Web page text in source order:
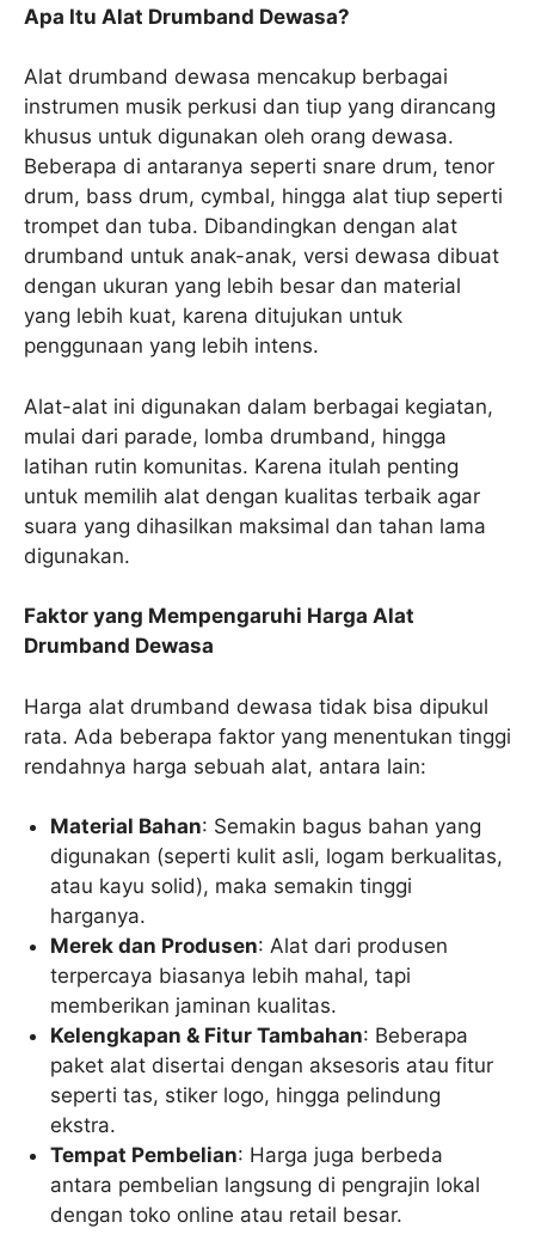
Apa Itu Alat Drumband Dewasa?
Alat drumband dewasa mencakup berbagai
instrumen musik perkusi dan tiup yang dirancang
khusus untuk digunakan oleh orang dewasa.
Beberapa di antaranya seperti snare drum, tenor
drum, bass drum, cymbal, hingga alat tiup seperti
trompet dan tuba. Dibandingkan dengan alat
drumband untuk anak-anak, versi dewasa dibuat
dengan ukuran yang lebih besar dan material
yang lebih kuat, karena ditujukan untuk
penggunaan yang lebih intens.
Alat-alat ini digunakan dalam berbagai kegiatan,
mulai dari parade, lomba drumband, hingga
latihan rutin komunitas. Karena itulah penting
untuk memilih alat dengan kualitas terbaik agar
suara yang dihasilkan maksimal dan tahan lama
digunakan.
Faktor yang Mempengaruhi Harga Alat
Drumband Dewasa
Harga alat drumband dewasa tidak bisa dipukul
rata. Ada beberapa faktor yang menentukan tinggi
rendahnya harga sebuah alat, antara lain:
Material Bahan: Semakin bagus bahan yang
digunakan (seperti kulit asli, logam berkualitas,
atau kayu solid), maka semakin tinggi
harganya.
Merek dan Produsen: Alat dari produsen
terpercaya biasanya lebih mahal, tapi
memberikan jaminan kualitas.
Kelengkapan & Fitur Tambahan: Beberapa
paket alat disertai dengan aksesoris atau fitur
seperti tas, stiker logo, hingga pelindung
ekstra.
Tempat Pembelian: Harga juga berbeda
antara pembelian langsung di pengrajin lokal
dengan toko online atau retail besar.